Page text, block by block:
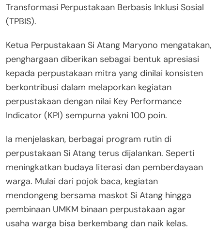
Transformasi Perpustakaan Berbasis Inklusi Sosial
(TPBIS).
Ketua Perpustakaan Si Atang Maryono mengatakan,
penghargaan diberikan sebagai bentuk apresiasi
kepada perpustakaan mitra yang dinilai konsisten
berkontribusi dalam melaporkan kegiatan
perpustakaan dengan nilai Key Performance
Indicator (KPI) sempurna yakni 100 poin.
Ia menjelaskan, berbagai program rutin di
perpustakaan Si Atang terus dijalankan. Seperti
meningkatkan budaya literasi dan pemberdayaan
warga. Mulai dari pojok baca, kegiatan
mendongeng bersama maskot Si Atang hingga
pembinaan UMKM binaan perpustakaan agar
usaha warga bisa berkembang dan naik kelas.